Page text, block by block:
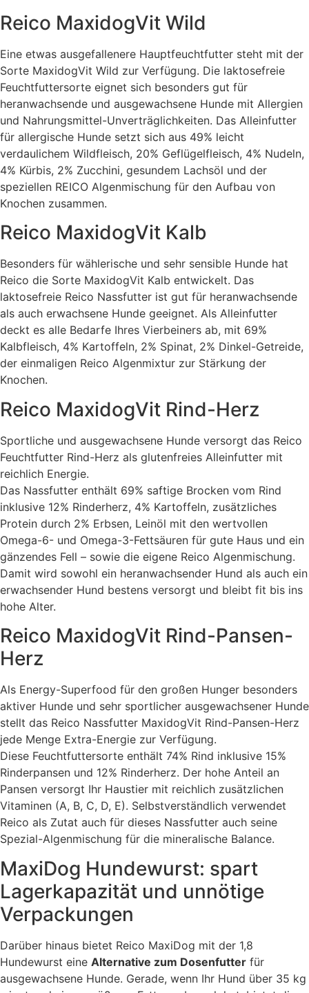
Reico MaxidogVit Wild
Eine etwas ausgefallenere Hauptfeuchtfutter steht mit der
Sorte MaxidogVit Wild zur Verfügung. Die laktosefreie
Feuchtfuttersorte eignet sich besonders gut für
heranwachsende und ausgewachsene Hunde mit Allergien
und Nahrungsmittel-Unverträglichkeiten. Das Alleinfutter
für allergische Hunde setzt sich aus 49% leicht
verdaulichem Wildfleisch, 20% Geflügelfleisch, 4% Nudeln,
4% Kürbis, 2% Zucchini, gesundem Lachsöl und der
speziellen REICO Algenmischung für den Aufbau von
Knochen zusammen.
Reico MaxidogVit Kalb
Besonders für wählerische und sehr sensible Hunde hat
Reico die Sorte MaxidogVit Kalb entwickelt. Das
laktosefreie Reico Nassfutter ist gut für heranwachsende
als auch erwachsene Hunde geeignet. Als Alleinfutter
deckt es alle Bedarfe Ihres Vierbeiners ab, mit 69%
Kalbfleisch, 4% Kartoffeln, 2% Spinat, 2% Dinkel-Getreide,
der einmaligen Reico Algenmixtur zur Stärkung der
Knochen.
Reico MaxidogVit Rind-Herz
Sportliche und ausgewachsene Hunde versorgt das Reico
Feuchtfutter Rind-Herz als glutenfreies Alleinfutter mit
reichlich Energie.
Das Nassfutter enthält 69% saftige Brocken vom Rind
inklusive 12% Rinderherz, 4% Kartoffeln, zusätzliches
Protein durch 2% Erbsen, Leinöl mit den wertvollen
Omega-6- und Omega-3-Fettsäuren für gute Haus und ein
gänzendes Fell – sowie die eigene Reico Algenmischung.
Damit wird sowohl ein heranwachsender Hund als auch ein
erwachsender Hund bestens versorgt und bleibt fit bis ins
hohe Alter.
Reico MaxidogVit Rind-Pansen-
Herz
Als Energy-Superfood für den großen Hunger besonders
aktiver Hunde und sehr sportlicher ausgewachsener Hunde
stellt das Reico Nassfutter MaxidogVit Rind-Pansen-Herz
jede Menge Extra-Energie zur Verfügung.
Diese Feuchtfuttersorte enthält 74% Rind inklusive 15%
Rinderpansen und 12% Rinderherz. Der hohe Anteil an
Pansen versorgt Ihr Haustier mit reichlich zusätzlichen
Vitaminen (A, B, C, D, E). Selbstverständlich verwendet
Reico als Zutat auch für dieses Nassfutter auch seine
Spezial-Algenmischung für die mineralische Balance.
MaxiDog Hundewurst: spart
Lagerkapazität und unnötige
Verpackungen
Darüber hinaus bietet Reico MaxiDog mit der 1,8
Hundewurst eine Alternative zum Dosenfutter für
ausgewachsene Hunde. Gerade, wenn Ihr Hund über 35 kg